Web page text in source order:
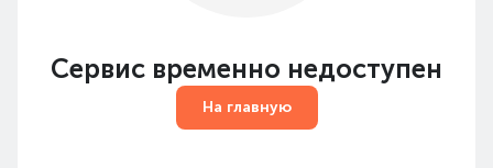
Сервис временно недоступен
На главную